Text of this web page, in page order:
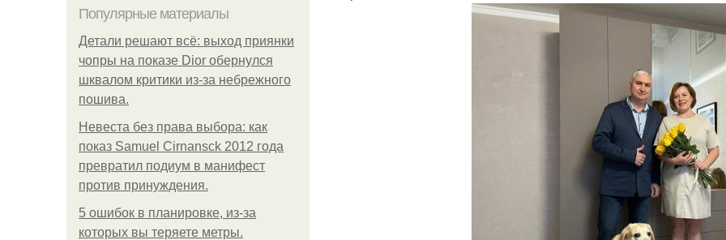
Популярные материалы
Детали решают всё: выход приянки
чопры на показе Dior обернулся
шквалом критики из-за небрежного
пошива.
Невеста без права выбора: как
показ Samuel Cirnansck 2012 года
превратил подиум в манифест
против принуждения.
5 ошибок в планировке, из-за
которых вы теряете метры.